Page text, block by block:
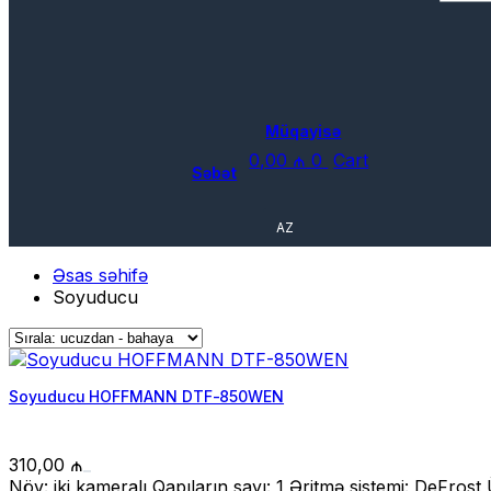
Müqayisə
0,00 ₼ 0 Cart
Səbət
AZ
Əsas səhifə
Soyuducu
Soyuducu HOFFMANN DTF-850WEN
310,00 ₼
Növ: iki kameralı Qapıların sayı: 1 Əritmə sistemi: